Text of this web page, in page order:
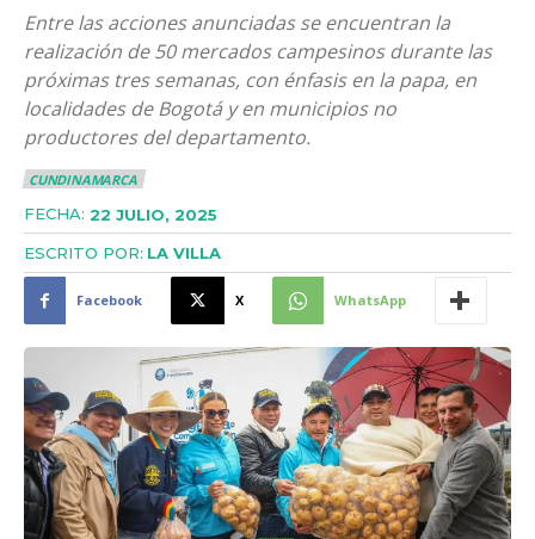
Entre las acciones anunciadas se encuentran la
realización de 50 mercados campesinos durante las
próximas tres semanas, con énfasis en la papa, en
localidades de Bogotá y en municipios no
productores del departamento.
CUNDINAMARCA
FECHA: 22 JULIO, 2025
ESCRITO POR: LA VILLA
Facebook X WhatsApp